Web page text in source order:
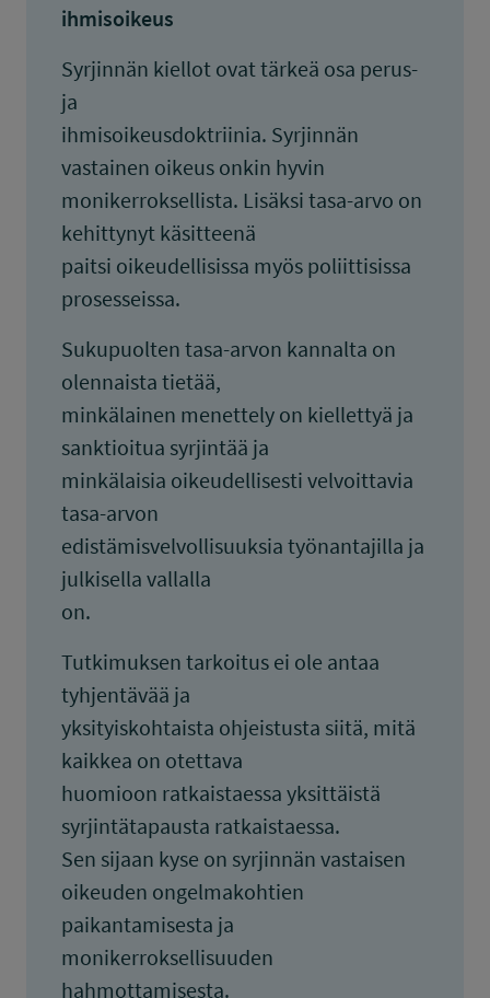
ihmisoikeus
Syrjinnän kiellot ovat tärkeä osa perus-
ja
ihmisoikeusdoktriinia. Syrjinnän
vastainen oikeus onkin hyvin
monikerroksellista. Lisäksi tasa-arvo on
kehittynyt käsitteenä
paitsi oikeudellisissa myös poliittisissa
prosesseissa.
Sukupuolten tasa-arvon kannalta on
olennaista tietää,
minkälainen menettely on kiellettyä ja
sanktioitua syrjintää ja
minkälaisia oikeudellisesti velvoittavia
tasa-arvon
edistämisvelvollisuuksia työnantajilla ja
julkisella vallalla
on.
Tutkimuksen tarkoitus ei ole antaa
tyhjentävää ja
yksityiskohtaista ohjeistusta siitä, mitä
kaikkea on otettava
huomioon ratkaistaessa yksittäistä
syrjintätapausta ratkaistaessa.
Sen sijaan kyse on syrjinnän vastaisen
oikeuden ongelmakohtien
paikantamisesta ja
monikerroksellisuuden
hahmottamisesta.